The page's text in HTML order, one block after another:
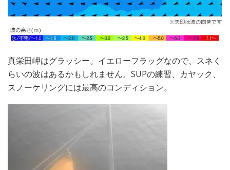
真栄田岬はグラッシー。イエローフラッグなので、スネく
らいの波はあるかもしれません。SUPの練習、カヤック、
スノーケリングには最高のコンディション。